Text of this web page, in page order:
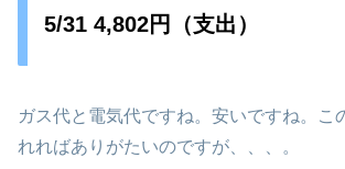
5/31 4,802円（支出）
ガス代と電気代ですね。安いですね。こ
れればありがたいのですが、、、。